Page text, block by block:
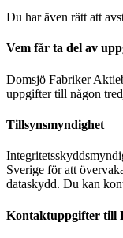
Du har även rätt att
Vem får ta del av
Domsjö Fabriker
uppgifter till någon
Tillsynsmyndighet
Sverige för att
dataskydd. Du kan
Kontaktuppgifter till